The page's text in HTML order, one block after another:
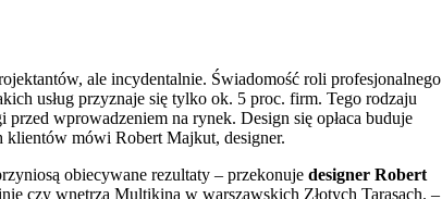
ale incydentalnie. Świadomość roli profesjonalnego
usług przyznaje się tylko ok. 5 proc. firm. Tego rodzaju
wprowadzeniem na rynek. Design się opłaca buduje
klientów mówi Robert Majkut, designer.
obiecywane rezultaty – przekonuje designer Robert
czy wnętrza Multikina w warszawskich Złotych Tarasach. –